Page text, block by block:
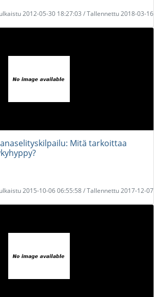
2012-05-30 18:27:03 / Tallennettu 2018-03-16
Mitä tarkoittaa
2015-10-06 06:55:58 / Tallennettu 2017-12-07